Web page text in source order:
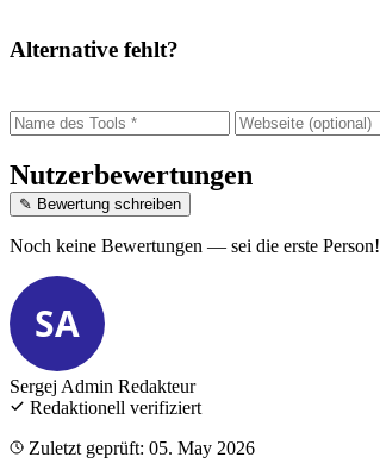
Alternative fehlt?
Nutzerbewertungen
✎ Bewertung schreiben
Noch keine Bewertungen — sei die erste Person!
SA
Sergej Admin Redakteur
Redaktionell verifiziert
Zuletzt geprüft: 05. May 2026